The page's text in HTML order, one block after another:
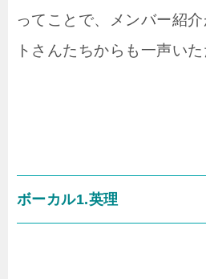
ってことで、メンバー紹
トさんたちからも一声いた
ボーカル1.英理